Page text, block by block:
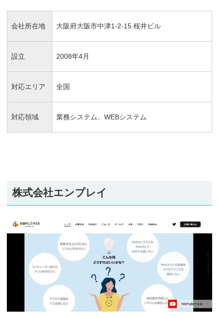
会社所在地 大阪府大阪市中津1-2-15 桜井ビル
設立 2008年4月
対応エリア 全国
対応領域 業務システム、WEBシステム
株式会社エンプレイ